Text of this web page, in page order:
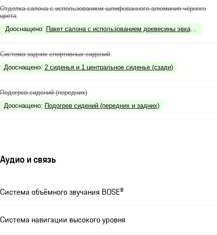
Отделка салона с использованием шлифованного алюминия чёрного
цвета
Дооснащено: Пакет салона с использованием древесины эвкалипта
Система задних спортивных сидений
Дооснащено: 2 сиденья и 1 центральное сиденье (сзади)
Подогрев сидений (передних)
Дооснащено: Подогрев сидений (передних и задних)
Аудио и связь
Система объёмного звучания BOSE®
Система навигации высокого уровня